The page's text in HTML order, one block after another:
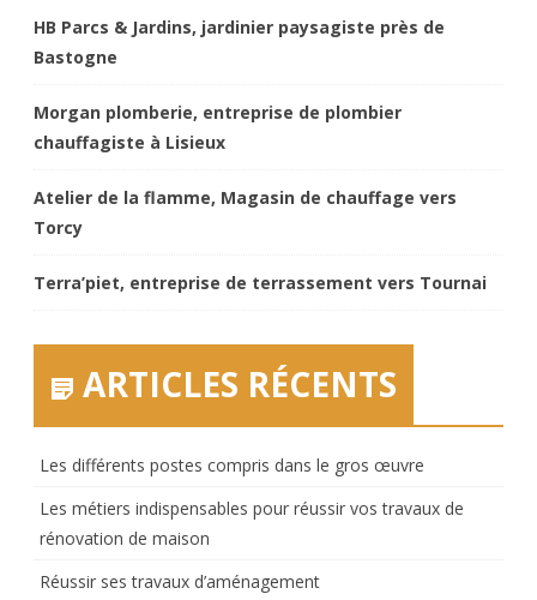
HB Parcs & Jardins, jardinier paysagiste près de
Bastogne
Morgan plomberie, entreprise de plombier
chauffagiste à Lisieux
Atelier de la flamme, Magasin de chauffage vers
Torcy
Terra’piet, entreprise de terrassement vers Tournai
ARTICLES RÉCENTS
Les différents postes compris dans le gros œuvre
Les métiers indispensables pour réussir vos travaux de
rénovation de maison
Réussir ses travaux d’aménagement